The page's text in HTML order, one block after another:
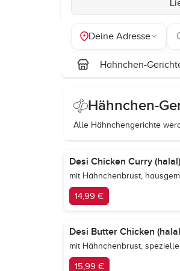
Deine Adresse
Hähnchen-
Hähnchen-
Alle Hähnchengerichte
Desi Chicken Curry (halal)
mit Hähnchenbrust,
14,99 €
Desi Butter Chicken
mit Hähnchenbrust,
15,99 €